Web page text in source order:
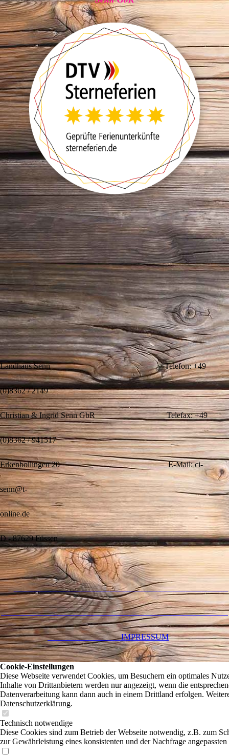
Landhaus Senn Telefon: +49
(0)8362 / 2149
Christian & Ingrid Senn GbR Telefax: +49
(0)8362 / 941517
Erkenbollingen 20 E-Mail: ci-
senn@t-
online.de
D - 87629 Füssen
IMPRESSUM
Cookie-Einstellungen
Diese Webseite verwendet Cookies, um Besuchern ein optimales
Inhalte von Drittanbietern werden nur angezeigt, wenn die
Datenverarbeitung kann dann auch in einem Drittland erfolgen.
Datenschutzerklärung.
Technisch notwendige
Diese Cookies sind zum Betrieb der Webseite notwendig, z.B. zum
zur Gewährleistung eines konsistenten und der Nachfrage